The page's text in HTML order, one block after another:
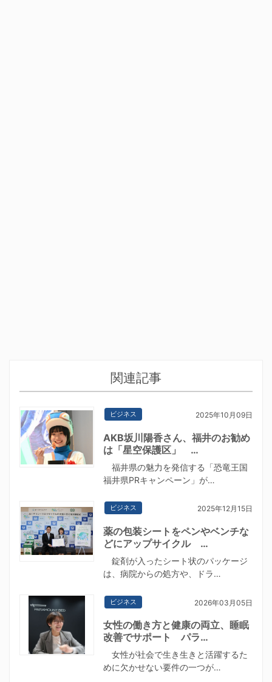
関連記事
ビジネス 2025年10月09日
AKB坂川陽香さん、福井のお勧め
は「星空保護区」 …
福井県の魅力を発信する「恐竜王国
福井県PRキャンペーン」が…
ビジネス 2025年12月15日
薬の包装シートをペンやベンチな
どにアップサイクル …
錠剤が入ったシート状のパッケージ
は、病院からの処方や、ドラ…
ビジネス 2026年03月05日
女性の働き方と健康の両立、睡眠
改善でサポート パラ…
女性が社会で生き生きと活躍するた
めに欠かせない要件の一つが…